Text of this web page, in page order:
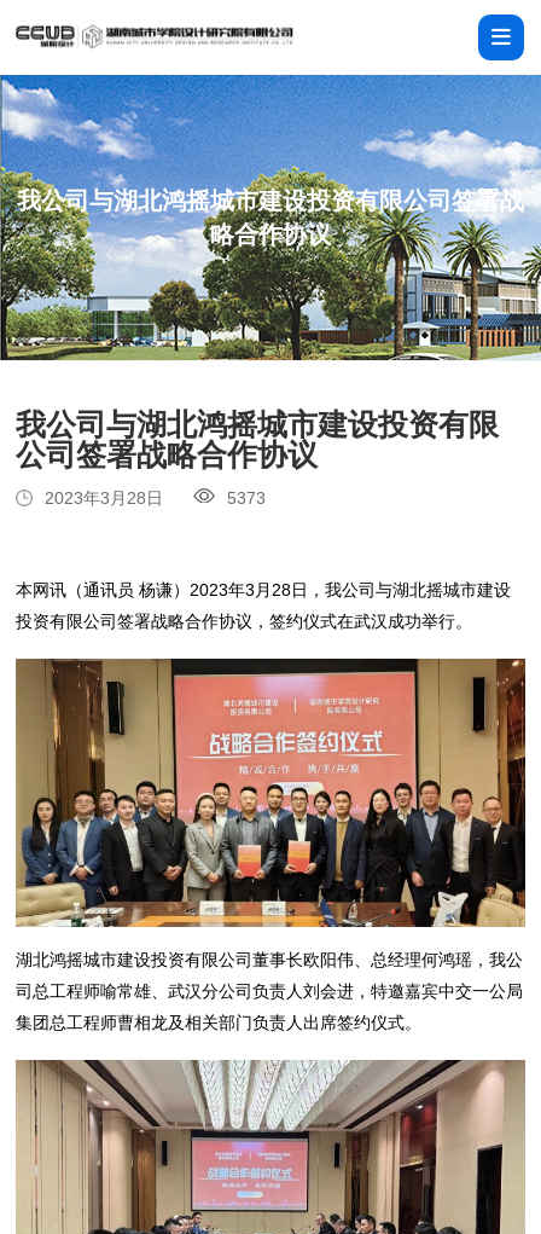
我公司与湖北鸿摇城市建设投资有限公司签署战
略合作协议
我公司与湖北鸿摇城市建设投资有限
公司签署战略合作协议
2023年3月28日 5373
本网讯（通讯员 杨谦）2023年3月28日，我公司与湖北摇城市建设
投资有限公司签署战略合作协议，签约仪式在武汉成功举行。
湖北鸿摇城市建设投资有限公司董事长欧阳伟、总经理何鸿瑶，我公
司总工程师喻常雄、武汉分公司负责人刘会进，特邀嘉宾中交一公局
集团总工程师曹相龙及相关部门负责人出席签约仪式。